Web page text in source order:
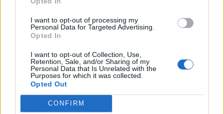
I want to opt-out of processing my
Personal Data for Targeted Advertising.
Opted In
I want to opt-out of Collection, Use,
Retention, Sale, and/or Sharing of my
Personal Data that Is Unrelated with the
Purposes for which it was collected.
Opted Out
CONFIRM
ΣΧΕΤΙΚA AΡΘΡΑ
Σητεία: Πυρκαγιά στα Αχλάδια - Ολονύχτια μάχη με τις
Ολονύχτια μάχη με τις φλόγες
(Βίντεο)
Σητεία: Φωτιά στα Αχλάδια, δύσκολη μάχη με τις
Σητεία: Φωτιά στα Αχλάδια,
Σητεία: Φωτιά στα Αχλάδια,